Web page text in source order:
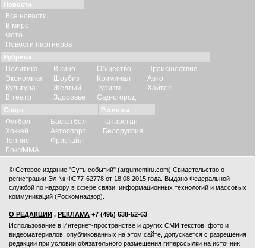
Новости
Все новости
В мире
Фото
Новости партнеров
Рубрики
Политика
Экономика
Культура
В театр
В кино
Шоубиз
Желтый
Здоровье
Общество
Криминал
Туризм
Сад-огород
Происшествия
Авто
Хайтек
Спорт
Футбол
Хоккей
Теннис
Бокс/ММА
Баскетбол
Автоспорт
Фристайл
Регионы
Татарстан
Белоруссия
© Сетевое издание "Суть событий" (argumentiru.com) Свидетельство о
регистрации Эл № ФС77-62778 от 18.08.2015 года. Выдано Федеральной
службой по надзору в сфере связи, информационных технологий и массовых
коммуникаций (Роскомнадзор).
О РЕДАКЦИИ , РЕКЛАМА +7 (495) 638-52-63
Использование в Интернет-пространстве и других СМИ текстов, фото и
видеоматериалов, опубликованных на этом сайте, допускается с разрешения
редакции при условии обязательного размещения гиперссылки на источник